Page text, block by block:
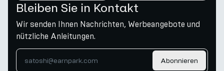
Bleiben Sie in Kontakt
Wir senden Ihnen Nachrichten, Werbeangebote und
nützliche Anleitungen.
Abonnieren